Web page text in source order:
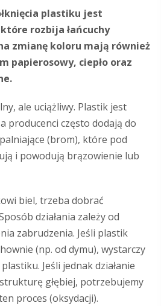
plastiku jest
rozbija łańcuchy
zmianę koloru mają również
papierosowy, ciepło oraz
ale uciążliwy. Plastik jest
producenci często dodają do
(brom), które pod
i powodują brązowienie lub
biel, trzeba dobrać
działania zależy od
zabrudzenia. Jeśli plastik
(np. od dymu), wystarczy
Jeśli jednak działanie
głębiej, potrzebujemy
proces (oksydacji).